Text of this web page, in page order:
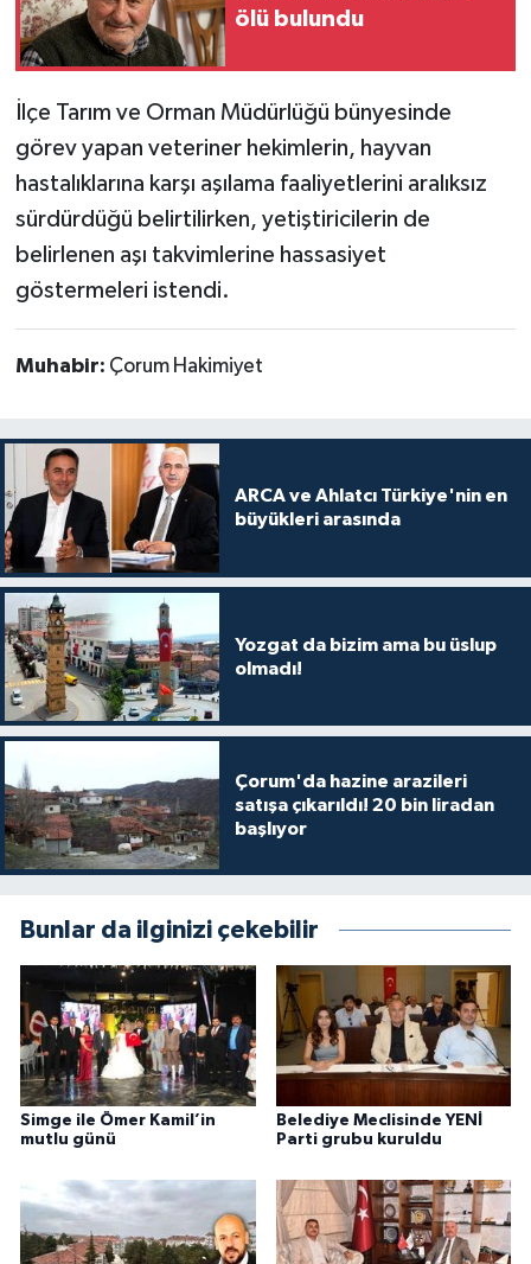
ölü bulundu
İlçe Tarım ve Orman Müdürlüğü bünyesinde
görev yapan veteriner hekimlerin, hayvan
hastalıklarına karşı aşılama faaliyetlerini aralıksız
sürdürdüğü belirtilirken, yetiştiricilerin de
belirlenen aşı takvimlerine hassasiyet
göstermeleri istendi.
Muhabir: Çorum Hakimiyet
ARCA ve Ahlatcı Türkiye'nin en
büyükleri arasında
Yozgat da bizim ama bu üslup
olmadı!
Çorum'da hazine arazileri
satışa çıkarıldı! 20 bin liradan
başlıyor
Bunlar da ilginizi çekebilir
Simge ile Ömer Kamil’in
mutlu günü
Belediye Meclisinde YENİ
Parti grubu kuruldu